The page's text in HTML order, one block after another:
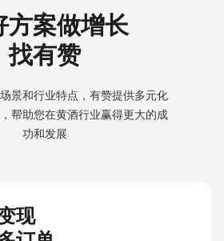
方案做增长
找有赞
景和行业特点，有赞提供多元化
帮助您在黄酒行业赢得更大的成
功和发展
现